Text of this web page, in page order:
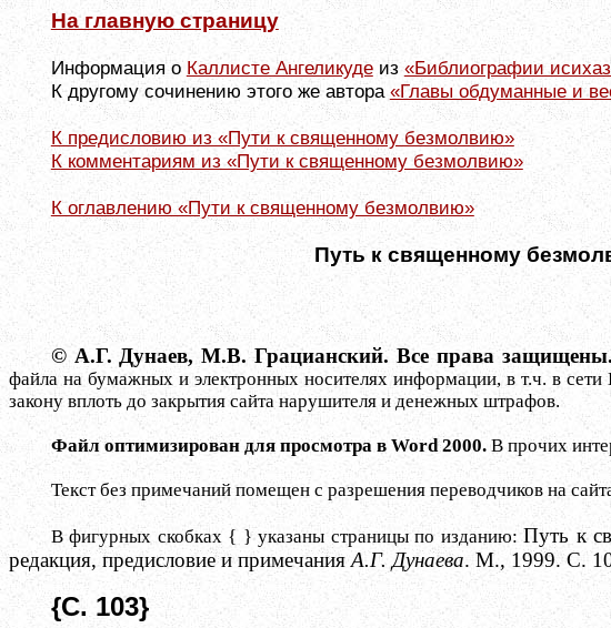
На главную страницу
Информация о Каллисте Ангеликудеиз «Библиографии
К другому сочинению этого же автора «Главы обдуманные и
К предисловию из «Пути к священному безмолвию»
К комментариям из «Пути к священному безмолвию»
К оглавлению «Пути к священному безмолвию»
Путь к священному
© А.Г. Дунаев, М.В. Грацианский. Все права
файла на бумажных и электронных носителях информации, в т.ч. в сети
закону вплоть до закрытия сайта нарушителя и денежных штрафов.
Файл оптимизирован для просмотра в Word2000. В прочих
Текст без примечаний помещен с разрешения переводчиков на
В фигурных скобках { } указаны страницы по изданию:Путь к
редакция, предисловие и примечания А.Г. Дунаева. М., 1999. С.
{С. 103}